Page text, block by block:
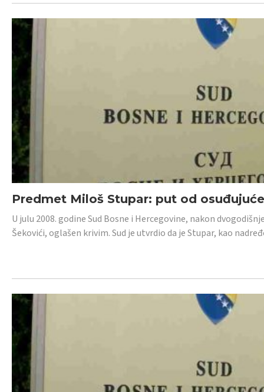
Predmet Miloš Stupar: put od
U julu 2008. godine Sud Bosne i Hercegovine, nakon
Šekovići, oglašen krivim. Sud je utvrdio da je Stupar, kao